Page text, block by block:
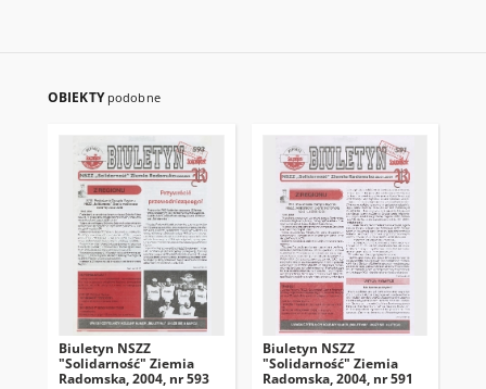
OBIEKTY podobne
Biuletyn NSZZ
"Solidarność" Ziemia
Radomska, 2004, nr 593
Biuletyn NSZZ
"Solidarność" Ziemia
Radomska, 2004, nr 591